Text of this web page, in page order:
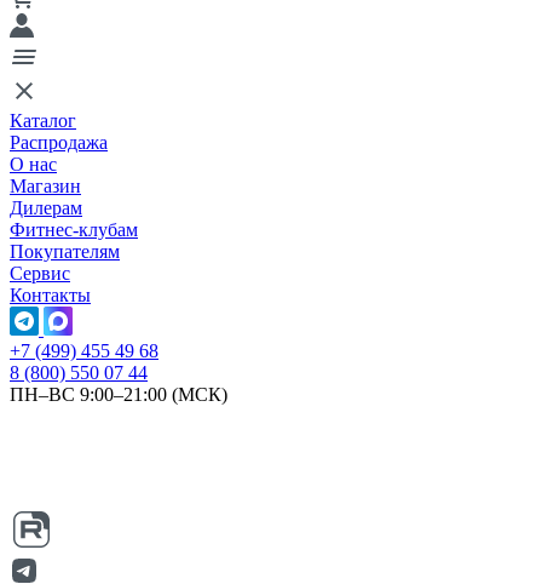
Каталог
Распродажа
О нас
Магазин
Дилерам
Фитнес-клубам
Покупателям
Сервис
Контакты
+7 (499) 455 49 68
8 (800) 550 07 44
ПН–ВС 9:00–21:00 (МСК)